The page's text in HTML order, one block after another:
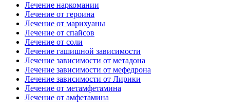
Лечение наркомании
Лечение от героина
Лечение от марихуаны
Лечение от спайсов
Лечение от соли
Лечение гашишной зависимости
Лечение зависимости от метадона
Лечение зависимости от мефедрона
Лечение зависимости от Лирики
Лечение от метамфетамина
Лечение от амфетамина